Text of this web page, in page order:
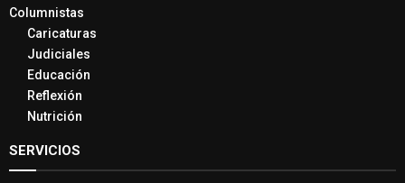
Columnistas
Caricaturas
Judiciales
Educación
Reflexión
Nutrición
SERVICIOS